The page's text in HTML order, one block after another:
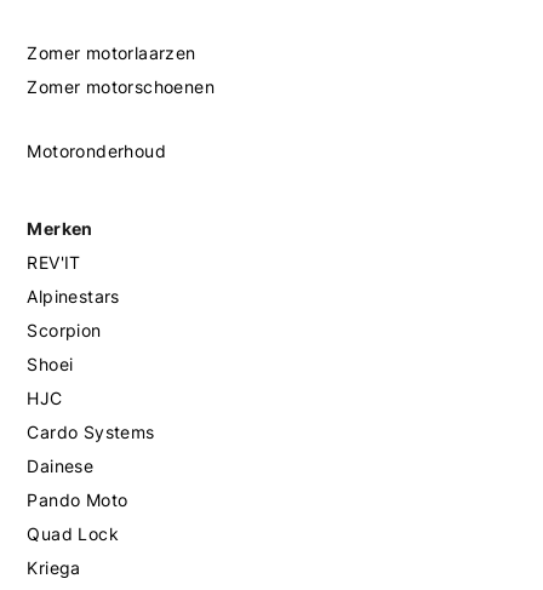
Zomer motorlaarzen
Zomer motorschoenen
Motoronderhoud
Merken
REV'IT
Alpinestars
Scorpion
Shoei
HJC
Cardo Systems
Dainese
Pando Moto
Quad Lock
Kriega